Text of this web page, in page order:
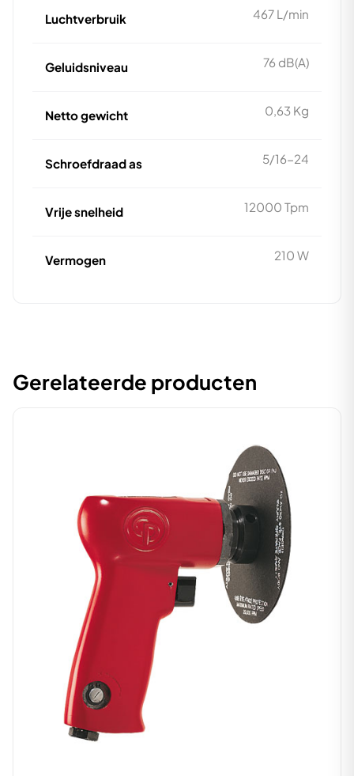
Luchtverbruik 467 L/min
Geluidsniveau 76 dB(A)
Netto gewicht 0,63 Kg
Schroefdraad as 5/16-24
Vrije snelheid 12000 Tpm
Vermogen 210 W
Gerelateerde producten